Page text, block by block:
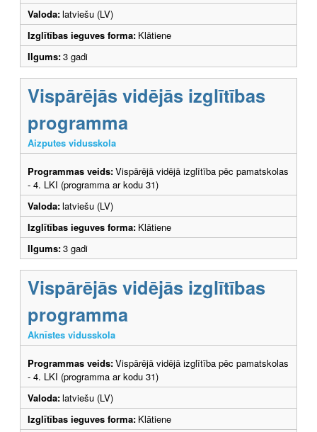
Valoda:latviešu (LV)
Izglītības ieguves forma: Klātiene
Ilgums:3 gadi
Vispārējās vidējās izglītības
programma
Aizputes vidusskola
Programmas veids:Vispārējā vidējā izglītība pēc pamatskolas
- 4. LKI (programma ar kodu 31)
Valoda:latviešu (LV)
Izglītības ieguves forma: Klātiene
Ilgums:3 gadi
Vispārējās vidējās izglītības
programma
Aknīstes vidusskola
Programmas veids:Vispārējā vidējā izglītība pēc pamatskolas
- 4. LKI (programma ar kodu 31)
Valoda:latviešu (LV)
Izglītības ieguves forma: Klātiene